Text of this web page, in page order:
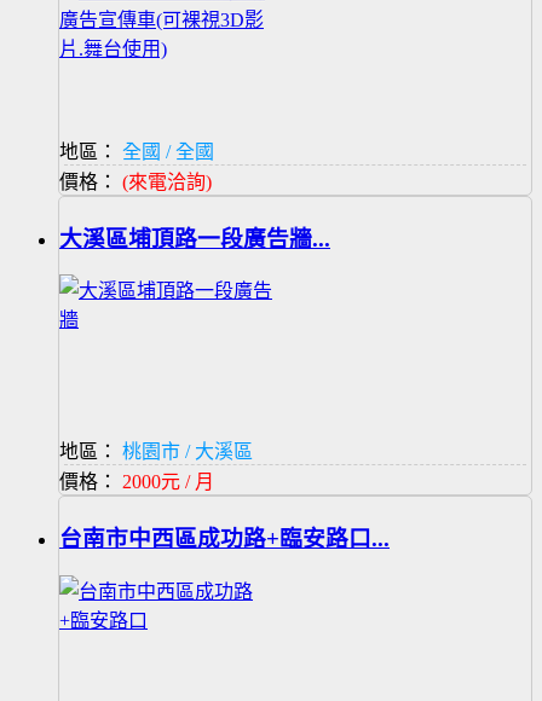
地區：
全國 / 全國
價格： (來電洽詢)
大溪區埔頂路一段廣告牆...
地區：
桃園市 / 大溪區
價格： 2000元 / 月
台南市中西區成功路+臨安路口...